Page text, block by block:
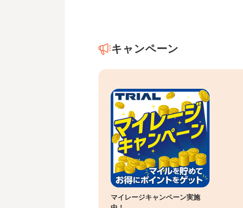
キャンペーン
マイレージキャンペーン実施